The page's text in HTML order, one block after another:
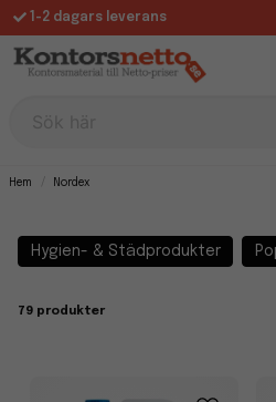
Fri frakt över 995 kr
Allt för din arbetsplats sedan 1997
Hem Nordex
Hygien- & Städprodukter
79 produkter